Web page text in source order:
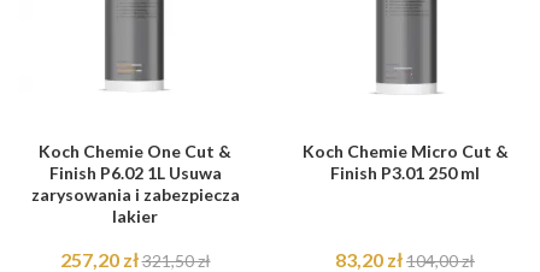
Koch Chemie One Cut &
Finish P6.02 1L Usuwa
zarysowania i zabezpiecza
lakier
257,20 zł321,50 zł
Koch Chemie Micro Cut &
Finish P3.01 250 ml
83,20 zł104,00 zł